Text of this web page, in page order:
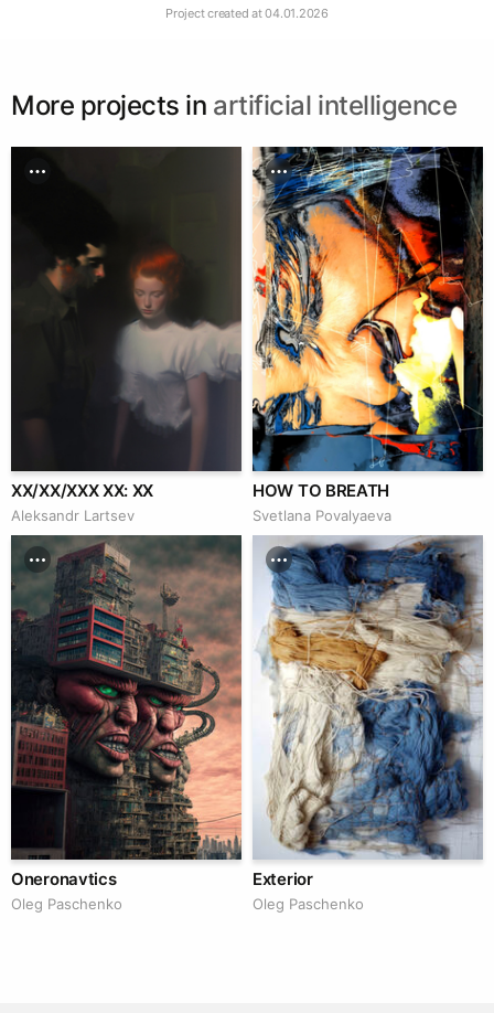
Project created at04.01.2026
More projects in artificial intelligence
XX/XX/XXX XX: XX
Аleksandr Lartsev
HOW TO BREATH
Svetlana Povalyaeva
Oneronavtics
Oleg Paschenko
Exterior
Oleg Paschenko